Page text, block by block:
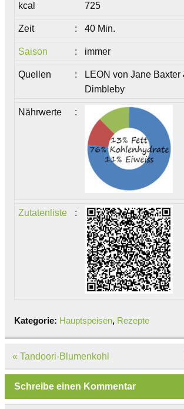
kcal 725
Zeit : 40 Min.
Saison : immer
Quellen :
LEON von Jane Baxter
Dimbleby
Nährwerte :
Zutatenliste :
Kategorie: Hauptspeisen, Rezepte
Beitragsnavigation
« Tandoori-Blumenkohl
Schreibe einen Kommentar